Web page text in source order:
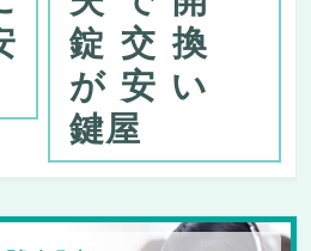
錠交換
が安い
鍵屋